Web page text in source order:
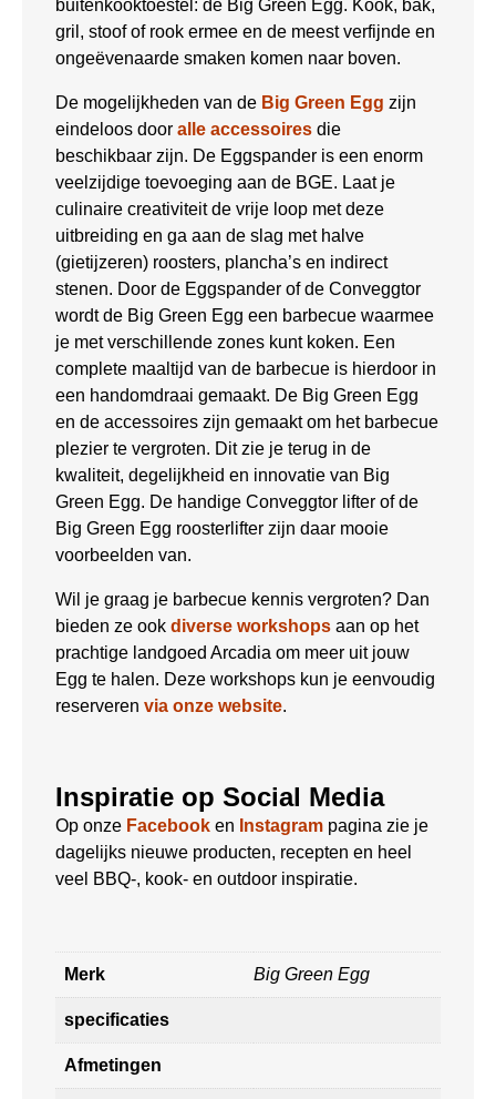
buitenkooktoestel: de Big Green Egg. Kook, bak,
gril, stoof of rook ermee en de meest verfijnde en
ongeëvenaarde smaken komen naar boven.
De mogelijkheden van de Big Green Egg zijn
eindeloos door alle accessoires die
beschikbaar zijn. De Eggspander is een enorm
veelzijdige toevoeging aan de BGE. Laat je
culinaire creativiteit de vrije loop met deze
uitbreiding en ga aan de slag met halve
(gietijzeren) roosters, plancha’s en indirect
stenen. Door de Eggspander of de Conveggtor
wordt de Big Green Egg een barbecue waarmee
je met verschillende zones kunt koken. Een
complete maaltijd van de barbecue is hierdoor in
een handomdraai gemaakt. De Big Green Egg
en de accessoires zijn gemaakt om het barbecue
plezier te vergroten. Dit zie je terug in de
kwaliteit, degelijkheid en innovatie van Big
Green Egg. De handige Conveggtor lifter of de
Big Green Egg roosterlifter zijn daar mooie
voorbeelden van.
Wil je graag je barbecue kennis vergroten? Dan
bieden ze ook diverse workshops aan op het
prachtige landgoed Arcadia om meer uit jouw
Egg te halen. Deze workshops kun je eenvoudig
reserveren via onze website.
Inspiratie op Social Media
Op onze Facebook en Instagram pagina zie je
dagelijks nieuwe producten, recepten en heel
veel BBQ-, kook- en outdoor inspiratie.
Merk Big Green Egg
specificaties
Afmetingen